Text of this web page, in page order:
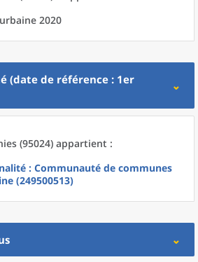
2020
(date de référence : 1er
(95024) appartient :
: Communauté de communes
(249500513)